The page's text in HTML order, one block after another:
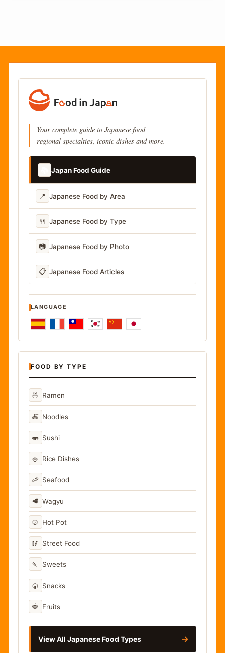
Your complete guide to Japanese food
regional specialties, iconic dishes and more.
Japan Food Guide
📍 Japanese Food by Area
🍴 Japanese Food by Type
📷 Japanese Food by Photo
📋 Japanese Food Articles
LANGUAGE
FOOD BY TYPE
🍜 Ramen
🍝 Noodles
🍣 Sushi
🍚 Rice Dishes
🦐 Seafood
🥩 Wagyu
🍲 Hot Pot
🥢 Street Food
🍡 Sweets
🍘 Snacks
🍓 Fruits
View All Japanese Food Types →